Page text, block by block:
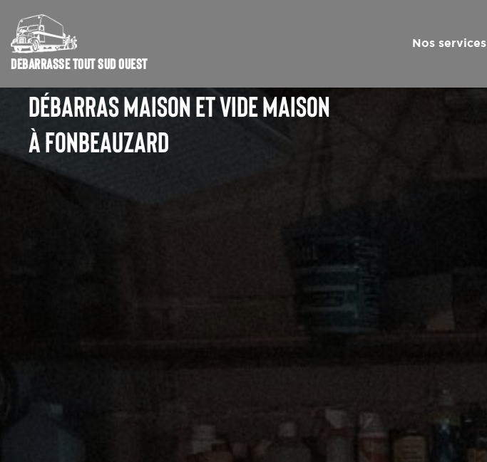
DÉBARRASSE TOUT SUD OUEST
Nos services
DÉBARRAS MAISON ET VIDE MAISON
À FONBEAUZARD